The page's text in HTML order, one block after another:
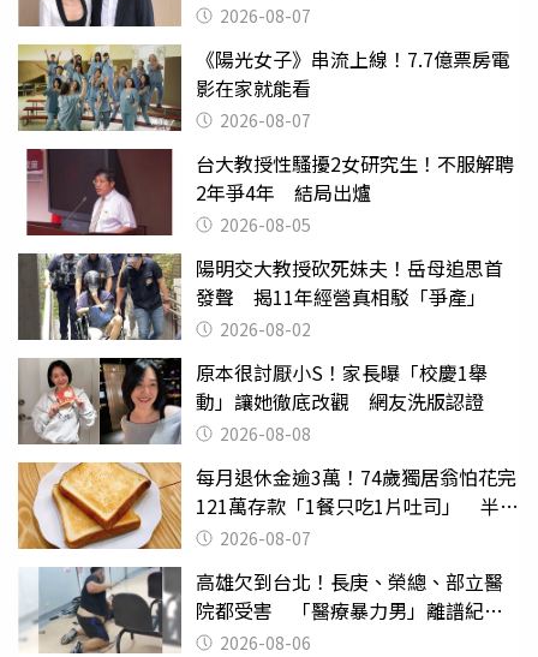
2026-08-07
《陽光女子》串流上線！7.7億票房電
影在家就能看
2026-08-07
台大教授性騷擾2女研究生！不服解聘
2年爭4年 結局出爐
2026-08-05
陽明交大教授砍死妹夫！岳母追思首
發聲 揭11年經營真相駁「爭產」
2026-08-02
原本很討厭小S！家長曝「校慶1舉
動」讓她徹底改觀 網友洗版認證
2026-08-08
每月退休金逾3萬！74歲獨居翁怕花完
121萬存款「1餐只吃1片吐司」 半年
後暴瘦嚇壞女兒
2026-08-07
高雄欠到台北！長庚、榮總、部立醫
院都受害 「醫療暴力男」離譜紀錄
曝光2026-08-06